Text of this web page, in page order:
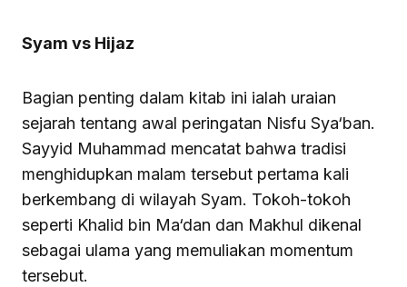
Syam vs Hijaz
Bagian penting dalam kitab ini ialah uraian
sejarah tentang awal peringatan Nisfu Sya‘ban.
Sayyid Muhammad mencatat bahwa tradisi
menghidupkan malam tersebut pertama kali
berkembang di wilayah Syam. Tokoh-tokoh
seperti Khalid bin Ma‘dan dan Makhul dikenal
sebagai ulama yang memuliakan momentum
tersebut.